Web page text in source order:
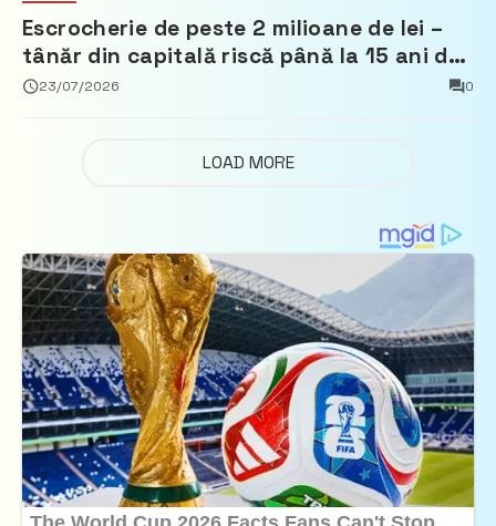
Escrocherie de peste 2 milioane de lei –
tânăr din capitală riscă până la 15 ani de
închisoare
23/07/2026 0
LOAD MORE